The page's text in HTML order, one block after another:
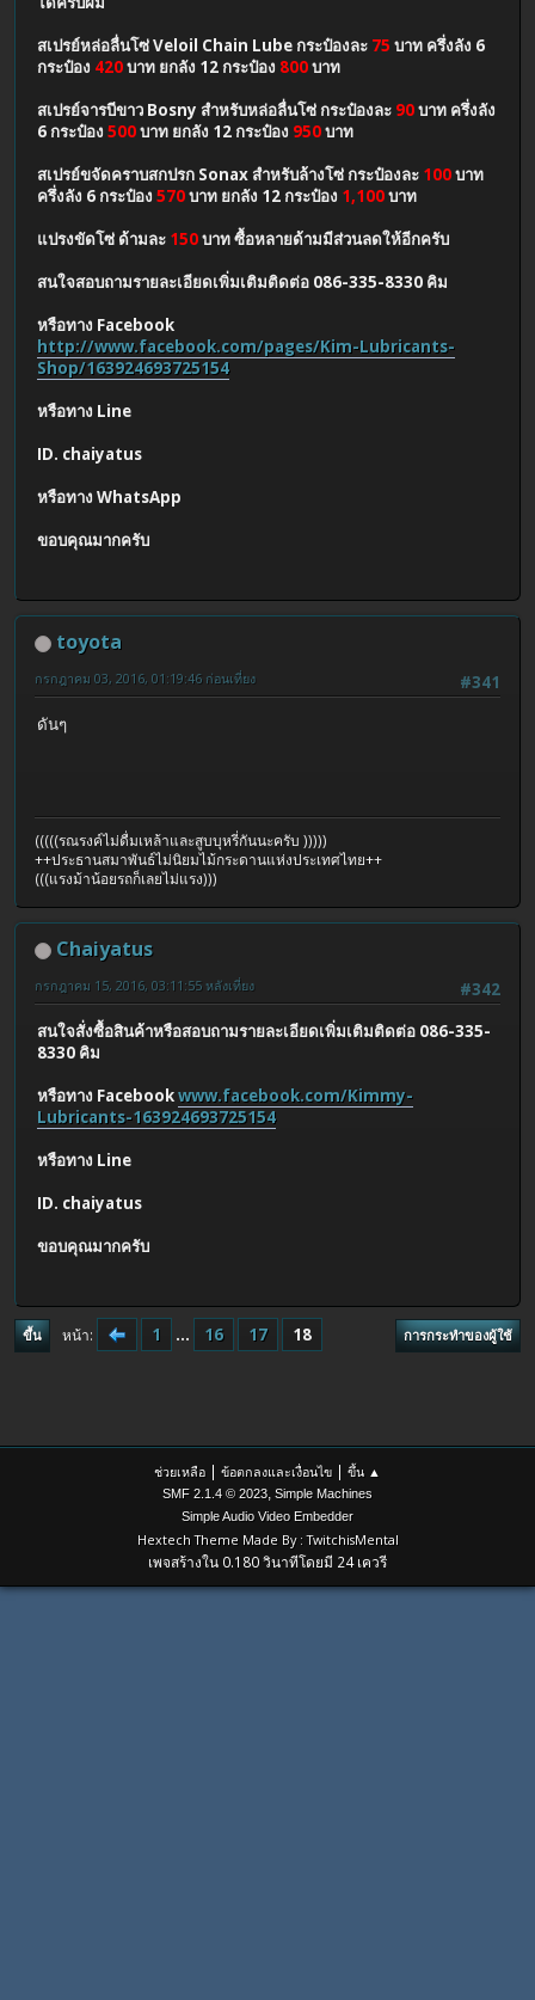
สเปรย์หล่อลื่นโซ่ Veloil Chain Lube กระป๋องละ 75 บาท ครึ่งลัง 6
กระป๋อง 420บาท ยกลัง 12 กระป๋อง 800บาท
สเปรย์จารบีขาว Bosny สำหรับหล่อลื่นโซ่ กระป๋องละ 90บาท ครึ่งลัง
6 กระป๋อง 500บาท ยกลัง 12 กระป๋อง 950บาท
สเปรย์ขจัดคราบสกปรก Sonax สำหรับล้างโซ่ กระป๋องละ 100บาท
ครึ่งลัง 6 กระป๋อง 570บาท ยกลัง 12 กระป๋อง 1,100บาท
แปรงขัดโซ่ ด้ามละ 150บาท ซื้อหลายด้ามมีส่วนลดให้อีกครับ
สนใจสอบถามรายละเอียดเพิ่มเติมติดต่อ 086-335-8330 คิม
หรือทาง Facebook
http://www.facebook.com/pages/Kim-Lubricants-
Shop/163924693725154
หรือทาง Line
ID. chaiyatus
หรือทาง WhatsApp
ขอบคุณมากครับ
toyota
#341
กรกฎาคม 03, 2016, 01:19:46 ก่อนเที่ยง
ดันๆ
(((((รณรงค์ไม่ดื่มเหล้าและสูบบุหรี่กันนะครับ )))))
++ประธานสมาพันธ์ไม่นิยมไม้กระดานแห่งประเทศไทย++
(((แรงม้าน้อยรถก็เลยไม่แรง)))
Chaiyatus
#342
กรกฎาคม 15, 2016, 03:11:55 หลังเที่ยง
สนใจสั่งซื้อสินค้าหรือสอบถามรายละเอียดเพิ่มเติมติดต่อ 086-335-
8330 คิม
หรือทาง Facebookwww.facebook.com/Kimmy-
Lubricants-163924693725154
หรือทาง Line
ID. chaiyatus
ขอบคุณมากครับ
ขึ้น หน้า 1 ... 16 17 18 การกระทำของผู้ใช้
ช่วยเหลือ ข้อตกลงและเงื่อนไข ขึ้น ▲
SMF 2.1.4 © 2023, Simple Machines
Simple Audio Video Embedder
Hextech Theme Made By : TwitchisMental
เพจสร้างใน 0.180 วินาทีโดยมี 24 เควรี